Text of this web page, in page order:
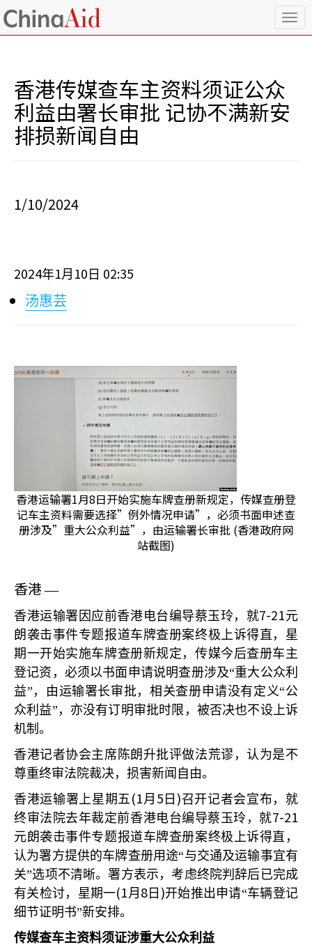
T
o
香港传媒查车主资料须证公众
利益由署长审批 记协不满新安
排损新闻自由
1/10/2024
2024年1月 10 日 02:35
汤惠芸
香港运输署1月8日开始实施车牌查册新规定，传媒查册登
记车主资料需要选择”例外情况申请”，必须书面申述查
册涉及”重大公众利益”，由运输署长审批 (香港政府网
站截图)
香港 —
香港运输署因应前香港电台编导蔡玉玲，就7-21元
朗袭击事件专题报道车牌查册案终极上诉得直，星
期一开始实施车牌查册新规定，传媒今后查册车主
登记资，必须以书面申请说明查册涉及“重大公众利
益”，由运输署长审批，相关查册申请没有定义“公
众利益”，亦没有订明审批时限，被否决也不设上诉
机制。
香港记者协会主席陈朗升批评做法荒谬，认为是不
尊重终审法院裁决，损害新闻自由。
香港运输署上星期五 (1月 5 日 )召开记者会宣布，就
终审法院去年裁定前香港电台编导蔡玉玲，就7-21
元朗袭击事件专题报道车牌查册案终极上诉得直，
认为署方提供的车牌查册用途“与交通及运输事宜有
关”选项不清晰。署方表示，考虑终院判辞后已完成
有关检讨，星期一(1月 8 日 )开始推出申请“车辆登记
细节证明书”新安排。
传媒查车主资料须证涉重大公众利益